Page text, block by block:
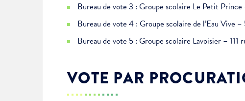
Bureau de vote 3 : Groupe scolaire Le Petit
Bureau de vote 4 : Groupe scolaire de l’Eau Vive
Bureau de vote 5 : Groupe scolaire Lavoisier – 111
VOTE PARAlertes Mail
Newsletter Culture